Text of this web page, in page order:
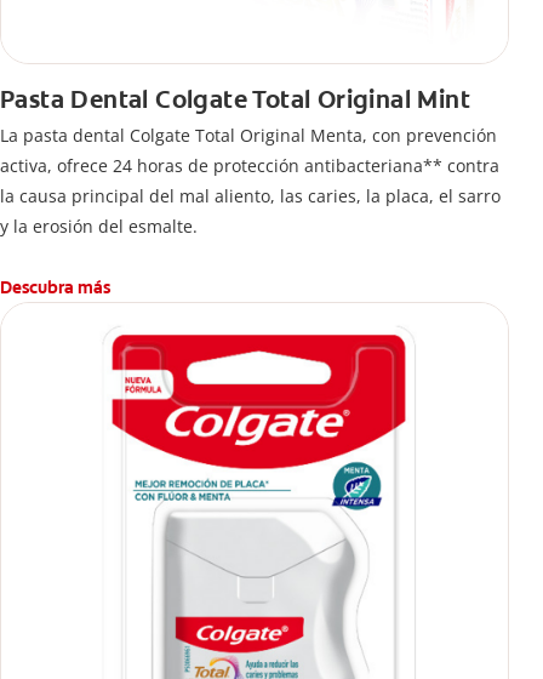
Pasta Dental Colgate Total Original Mint
La pasta dental Colgate Total Original Menta, con prevención
activa, ofrece 24 horas de protección antibacteriana** contra
la causa principal del mal aliento, las caries, la placa, el sarro
y la erosión del esmalte.
Descubra más